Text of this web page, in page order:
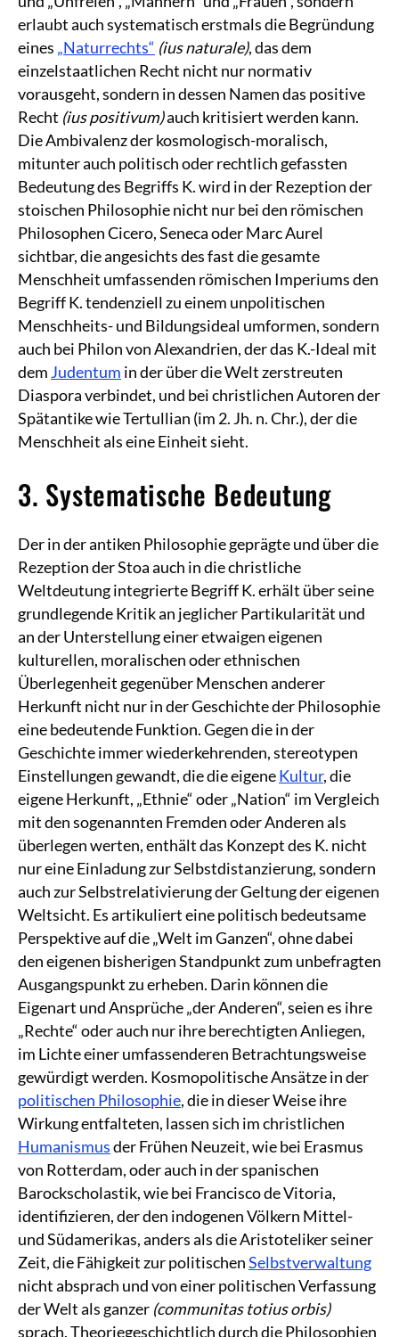
erlaubt auch systematisch erstmals die Begründung
eines „Naturrechts“ (ius naturale), das dem
einzelstaatlichen Recht nicht nur normativ
vorausgeht, sondern in dessen Namen das positive
Recht (ius positivum)auch kritisiert werden kann.
Die Ambivalenz der kosmologisch-moralisch,
mitunter auch politisch oder rechtlich gefassten
Bedeutung des Begriffs K. wird in der Rezeption der
stoischen Philosophie nicht nur bei den römischen
Philosophen Cicero, Seneca oder Marc Aurel
sichtbar, die angesichts des fast die gesamte
Menschheit umfassenden römischen Imperiums den
Begriff K. tendenziell zu einem unpolitischen
Menschheits- und Bildungsideal umformen, sondern
auch bei Philon von Alexandrien, der das K.-Ideal mit
dem Judentum in der über die Welt zerstreuten
Diaspora verbindet, und bei christlichen Autoren der
Spätantike wie Tertullian (im 2. Jh. n. Chr.), der die
Menschheit als eine Einheit sieht.
3. Systematische Bedeutung
Der in der antiken Philosophie geprägte und über die
Rezeption der Stoa auch in die christliche
Weltdeutung integrierte Begriff K. erhält über seine
grundlegende Kritik an jeglicher Partikularität und
an der Unterstellung einer etwaigen eigenen
kulturellen, moralischen oder ethnischen
Überlegenheit gegenüber Menschen anderer
Herkunft nicht nur in der Geschichte der Philosophie
eine bedeutende Funktion. Gegen die in der
Geschichte immer wiederkehrenden, stereotypen
Einstellungen gewandt, die die eigeneKultur, die
eigene Herkunft, „Ethnie“ oder „Nation“ im Vergleich
mit den sogenannten Fremden oder Anderen als
überlegen werten, enthält das Konzept des K. nicht
nur eine Einladung zur Selbstdistanzierung, sondern
auch zur Selbstrelativierung der Geltung der eigenen
Weltsicht. Es artikuliert eine politisch bedeutsame
Perspektive auf die „Welt im Ganzen“, ohne dabei
den eigenen bisherigen Standpunkt zum unbefragten
Ausgangspunkt zu erheben. Darin können die
Eigenart und Ansprüche „der Anderen“, seien es ihre
„Rechte“ oder auch nur ihre berechtigten Anliegen,
im Lichte einer umfassenderen Betrachtungsweise
gewürdigt werden. Kosmopolitische Ansätze in der
politischen Philosophie, die in dieser Weise ihre
Wirkung entfalteten, lassen sich im christlichen
Humanismusder Frühen Neuzeit, wie bei Erasmus
von Rotterdam, oder auch in der spanischen
Barockscholastik, wie bei Francisco de Vitoria,
identifizieren, der den indogenen Völkern Mittel-
und Südamerikas, anders als die Aristoteliker seiner
Zeit, die Fähigkeit zur politischenSelbstverwaltung
nicht absprach und von einer politischen Verfassung
der Welt als ganzer (communitas totius orbis)
sprach. Theoriegeschichtlich durch die Philosophien